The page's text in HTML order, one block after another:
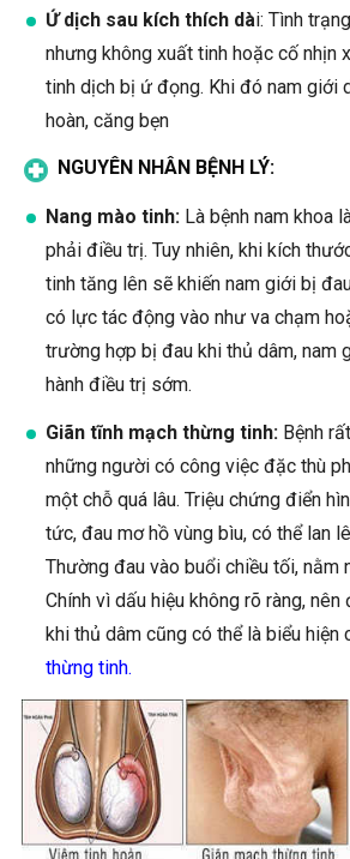
Ứ dịch sau kích thích dài: Tình
nhưng không xuất tinh hoặc cố nhịn
tinh dịch bị ứ đọng. Khi đó nam giới
hoàn, căng bẹn
NGUYÊN NHÂN BỆNH LÝ:
Nang mào tinh:Là bệnh nam khoa
phải điều trị. Tuy nhiên, khi kích
tinh tăng lên sẽ khiến nam giới bị
có lực tác động vào như va chạm
trường hợp bị đau khi thủ dâm, nam
hành điều trị sớm.
Giãn tĩnh mạch thừng tinh:Bệnh
những người có công việc đặc thù
một chỗ quá lâu. Triệu chứng điển
tức, đau mơ hồ vùng bìu, có thể lan
Thường đau vào buổi chiều tối, nằm
Chính vì dấu hiệu không rõ ràng, nên
khi thủ dâm cũng có thể là biểu hiện
thừng tinh.